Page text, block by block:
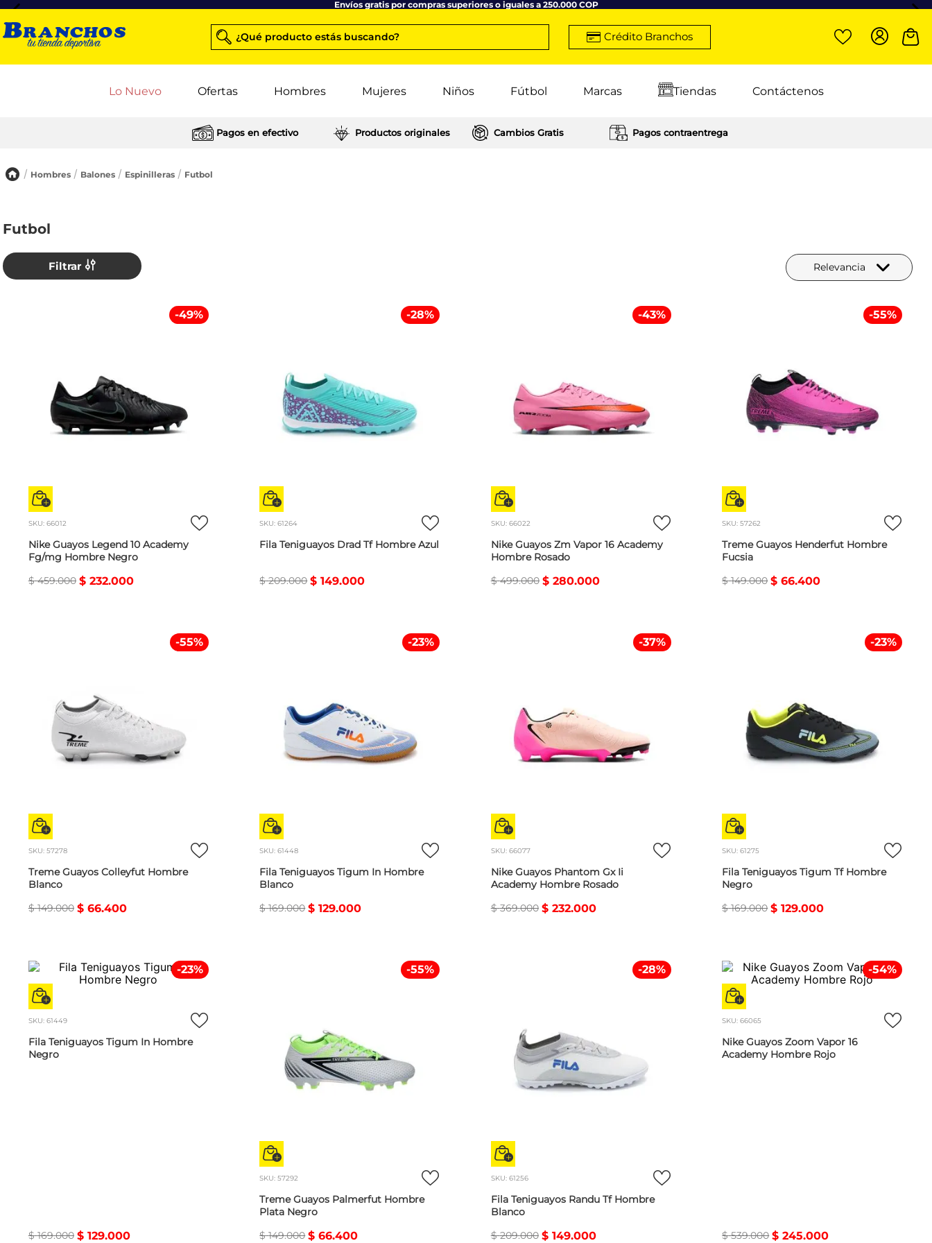
Envíos gratis por compras superiores o iguales a 250.000 COP
¿Qué producto estás buscando? Crédito Branchos
Lo Nuevo Ofertas Hombres Mujeres Niños Fútbol Marcas Tiendas Contáctenos
Pagos en efectivo Productos originales Cambios Gratis Pagos contraentrega
Hombres Balones Espinilleras Futbol
Futbol
Filtrar Relevancia
-49%
SKU: 66012
Nike Guayos Legend 10 Academy
Fg/mg Hombre Negro
$ 459.000 $ 232.000
-28%
SKU:61264
Fila Teniguayos Drad Tf Hombre Azul
$ 209.000 $ 149.000
-43%
SKU: 66022
Nike Guayos Zm Vapor 16 Academy
Hombre Rosado
$ 499.000 $ 280.000
-55%
SKU:57262
Treme Guayos Henderfut Hombre
Fucsia
$ 149.000 $ 66.400
-55%
SKU: 57278
Treme Guayos Colleyfut Hombre
Blanco
$ 149.000 $ 66.400
-23%
SKU:61448
Fila Teniguayos Tigum In Hombre
Blanco
$ 169.000 $ 129.000
-37%
SKU: 66077
Nike Guayos Phantom Gx Ii
Academy Hombre Rosado
$ 369.000 $ 232.000
-23%
SKU:61275
Fila Teniguayos Tigum Tf Hombre
Negro
$ 169.000 $ 129.000
-23%
SKU: 61449
Fila Teniguayos Tigum In Hombre
Negro
$ 169.000 $ 129.000
-55%
SKU:57292
Treme Guayos Palmerfut Hombre
Plata Negro
$ 149.000 $ 66.400
-28%
SKU: 61256
Fila Teniguayos Randu Tf Hombre
Blanco
$ 209.000 $ 149.000
-54%
SKU:66065
Nike Guayos Zoom Vapor 16
Academy Hombre Rojo
$ 539.000 $ 245.000